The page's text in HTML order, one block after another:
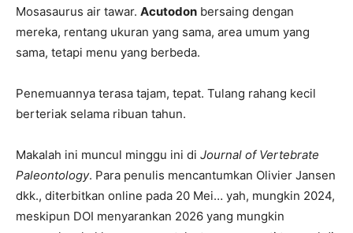
Mosasaurus air tawar. Acutodon bersaing dengan
mereka, rentang ukuran yang sama, area umum yang
sama, tetapi menu yang berbeda.
Penemuannya terasa tajam, tepat. Tulang rahang kecil
berteriak selama ribuan tahun.
Makalah ini muncul minggu ini di Journal of Vertebrate
Paleontology. Para penulis mencantumkan Olivier Jansen
dkk., diterbitkan online pada 20 Mei… yah, mungkin 2024,
meskipun DOI menyarankan 2026 yang mungkin